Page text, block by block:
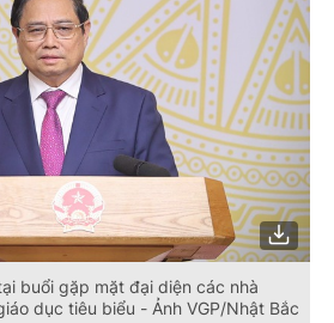
buổi gặp mặt đại diện các nhà
dục tiêu biểu - Ảnh VGP/Nhật Bắc